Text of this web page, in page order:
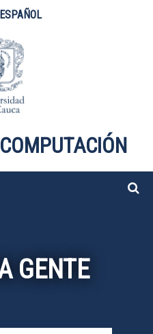
ESPAÑOL
GENTE